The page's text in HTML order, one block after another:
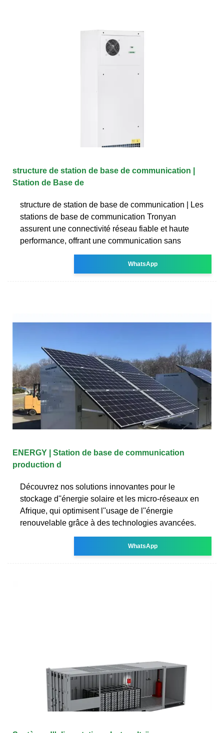
structure de station de base de communication |
Station de Base de
structure de station de base de communication | Les
stations de base de communication Tronyan
assurent une connectivité réseau fiable et haute
performance, offrant une communication sans
WhatsApp
ENERGY | Station de base de communication
production d
Découvrez nos solutions innovantes pour le
stockage d''énergie solaire et les micro-réseaux en
Afrique, qui optimisent l''usage de l''énergie
renouvelable grâce à des technologies avancées.
WhatsApp